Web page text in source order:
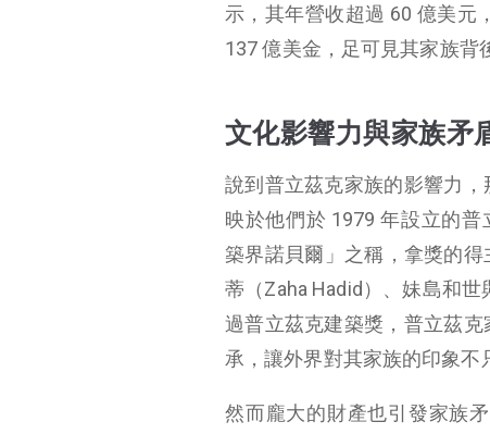
示，其年營收超過 60 億美元
137 億美金，足可見其家族背
文化影響力與家族矛
說到普立茲克家族的影響力
映於他們於 1979 年設立的
築界諾貝爾」之稱，拿獎的
蒂（Zaha Hadid）、妹島和
過普立茲克建築獎，普立茲
承，讓外界對其家族的印象不
然而龐大的財產也引發家族